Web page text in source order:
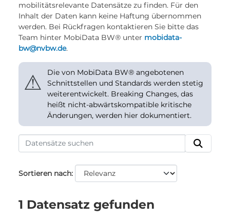
mobilitätsrelevante Datensätze zu finden. Für den
Inhalt der Daten kann keine Haftung übernommen
werden. Bei Rückfragen kontaktieren Sie bitte das
Team hinter MobiData BW® unter mobidata-
bw@nvbw.de.
⚠
Die von MobiData BW® angebotenen
Schnittstellen und Standards werden stetig
weiterentwickelt. Breaking Changes, das
heißt nicht-abwärtskompatible kritische
Änderungen, werden hier dokumentiert.
Sortieren nach
1 Datensatz gefunden